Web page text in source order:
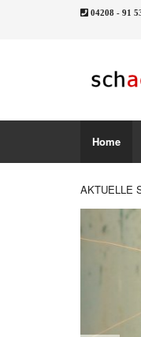
04208 - 91
Home
AKTUELLE